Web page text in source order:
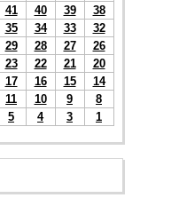
41 40 39
38
35 34 33
32
29 28 27
26
23 22 21
20
17 16 15
14
11 10 9
8
5 4 3 1